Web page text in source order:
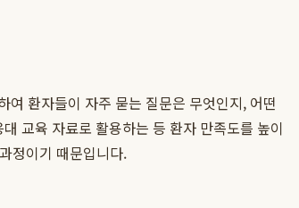
환자들이 자주 묻는 질문은 무엇인지, 어떤
교육 자료로 활용하는 등 환자 만족도를 높이
정이기 때문입니다.